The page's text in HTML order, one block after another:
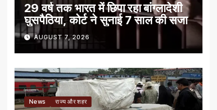
29 वर्ष तक भारत में छिपा रहा बांग्लादेशी
घुसपैठिया, कोर्ट ने सुनाई 7 साल की सजा
AUGUST 7, 2026
News राज्य और शहर